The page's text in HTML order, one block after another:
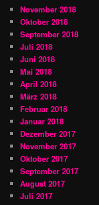
November 2018
Oktober 2018
September 2018
Juli 2018
Juni 2018
Mai 2018
April 2018
März 2018
Februar 2018
Januar 2018
Dezember 2017
November 2017
Oktober 2017
September 2017
August 2017
Juli 2017